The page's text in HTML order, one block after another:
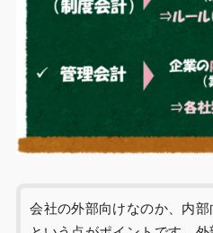
会社の外部向けなのか、内